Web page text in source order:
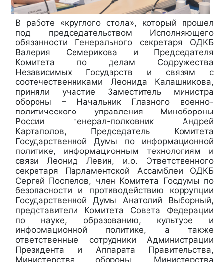
В работе «круглого стола», который прошел
под председательством Исполняющего
обязанности Генерального секретаря ОДКБ
Валерия Семерикова и Председателя
Комитета по делам Содружества
Независимых Государств и связям с
соотечественниками Леонида Калашникова,
приняли участие Заместитель министра
обороны – Начальник Главного военно-
политического управления Минобороны
России генерал-полковник Андрей
Картаполов, Председатель Комитета
Государственной Думы по информационной
политике, информационным технологиям и
связи Леонид Левин, и.о. Ответственного
секретаря Парламентской Ассамблеи ОДКБ
Сергей Поспелов, член Комитета Госдумы по
безопасности и противодействию коррупции
Государственной Думы Анатолий Выборный,
представители Комитета Совета Федерации
по науке, образованию, культуре и
информационной политике, а также
ответственные сотрудники Администрации
Президента и Аппарата Правительства,
Министерства обороны, Министерства